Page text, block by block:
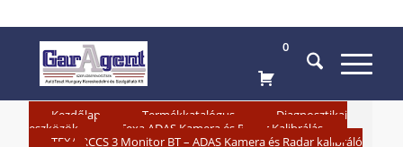
0
Kezdőlap Termékkatalógus
Diagnosztikai
eszközök
» Texa ADAS Kamera és Radar Kalibrálás
TEXA RCCS 3 Monitor BT – ADAS Kamera és Radar kalibráló